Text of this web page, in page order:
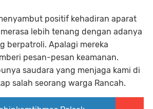
positif kehadiran aparat
merasa lebih tenang dengan adanya
berpatroli. Apalagi mereka
pesan-pesan keamanan.
saudara yang menjaga kami di
salah seorang warga Rancah.